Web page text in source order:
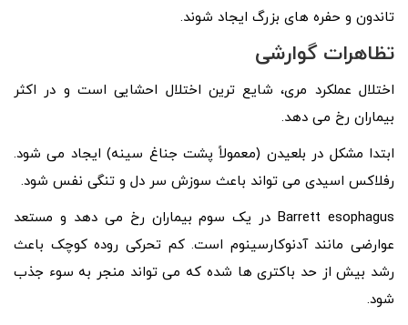
تاندون و حفره های بزرگ ایجاد شوند.
تظاهرات گوارشی
اختلال عملکرد مری، شایع ترین اختلال احشایی است و در اکثر
بیماران رخ می دهد.
ابتدا مشکل در بلعیدن (معمولاً پشت جناغ سینه) ایجاد می شود.
رفلاکس اسیدی می تواند باعث سوزش سر دل و تنگی نفس شود.
Barrett esophagus در یک سوم بیماران رخ می دهد و مستعد
عوارضی مانند آدنوکارسینوم است. کم تحرکی روده کوچک باعث
رشد بیش از حد باکتری ها شده که می تواند منجر به سوء جذب
شود.